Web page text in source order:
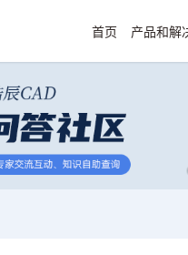
首页 产品和解